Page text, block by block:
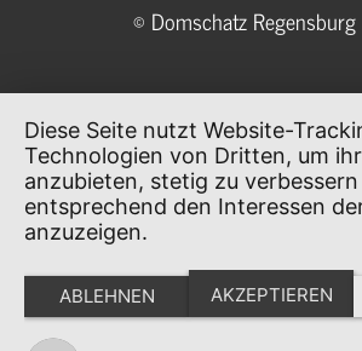
© Domschatz
Diese Seite nutzt Website-
Technologien von Dritten, um
anzubieten, stetig zu
entsprechend den Interessen
anzuzeigen.
ABLEHNEN AKZEPTIEREN